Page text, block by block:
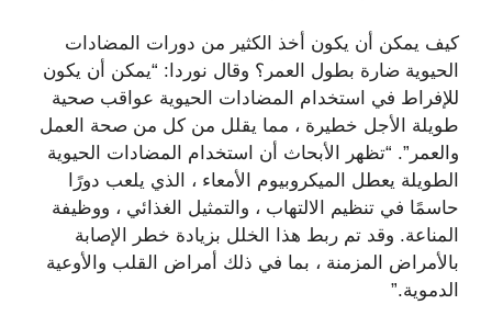
كيف يمكن أن يكون أخذ الكثير من دورات المضادات
الحيوية ضارة بطول العمر؟ وقال نوردا: “يمكن أن يكون
للإفراط في استخدام المضادات الحيوية عواقب صحية
طويلة الأجل خطيرة ، مما يقلل من كل من صحة العمل
والعمر”. “تظهر الأبحاث أن استخدام المضادات الحيوية
الطويلة يعطل الميكروبيوم الأمعاء ، الذي يلعب دورًا
حاسمًا في تنظيم الالتهاب ، والتمثيل الغذائي ، ووظيفة
المناعة. وقد تم ربط هذا الخلل بزيادة خطر الإصابة
بالأمراض المزمنة ، بما في ذلك أمراض القلب والأوعية
الدموية.”